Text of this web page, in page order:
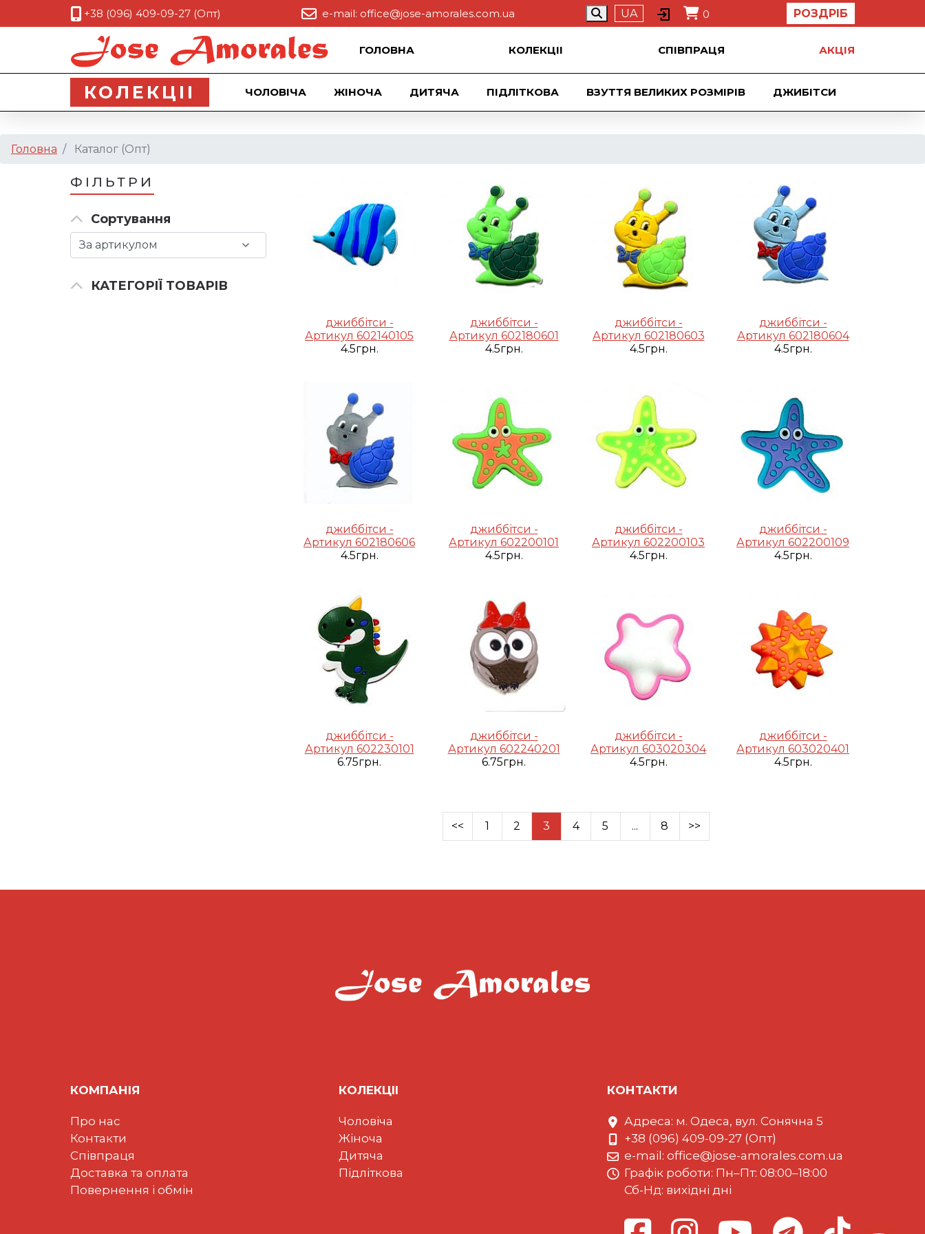
+38 (096) 409-09-27 (Опт) e-mail: office@jose-amorales.com.ua UA 0 РОЗДРІБ
ГОЛОВНА КОЛЕКЦII СПІВПРАЦЯ АКЦIЯ
КОЛЕКЦII ЧОЛОВІЧА ЖІНОЧА ДИТЯЧА ПІДЛІТКОВА ВЗУТТЯ ВЕЛИКИХ РОЗМІРІВ ДЖИБIТСИ
Головна Каталог (Опт)
ФІЛЬТРИ
Сортування
КАТЕГОРІЇ ТОВАРІВ
джиббітси -
Артикул 602140105
4.5грн.
джиббітси -
Артикул 602180601
4.5грн.
джиббітси -
Артикул 602180603
4.5грн.
джиббітси -
Артикул 602180604
4.5грн.
джиббітси -
Артикул 602180606
4.5грн.
джиббітси -
Артикул 602200101
4.5грн.
джиббітси -
Артикул 602200103
4.5грн.
джиббітси -
Артикул 602200109
4.5грн.
джиббітси -
Артикул 602230101
6.75грн.
джиббітси -
Артикул 602240201
6.75грн.
джиббітси -
Артикул 603020304
4.5грн.
джиббітси -
Артикул 603020401
4.5грн.
<< 1 2 3 4 5 ... 8 >>
КОМПАНІЯ
Про нас
Контакти
Співпраця
Доставка та оплата
Повернення і обмін
КОЛЕКЦII
Чоловіча
Жіноча
Дитяча
Підліткова
КОНТАКТИ
Адреса: м. Одеса, вул. Сонячна 5
+38 (096) 409-09-27 (Опт)
e-mail: office@jose-amorales.com.ua
Графiк роботи: Пн–Пт: 08:00–18:00
Сб-Нд: вихідні дні